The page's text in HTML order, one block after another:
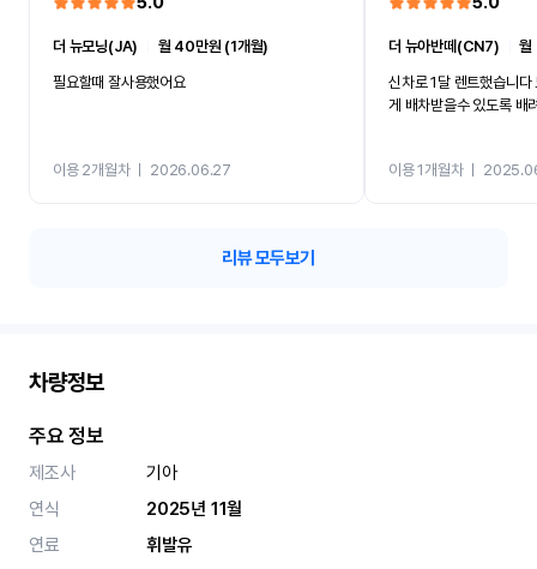
더 뉴모닝(JA)
월 40만원 (1개월)
필요할때 잘사용했어요
이용 2개월차ㅣ 2026.06.27
더 뉴아반떼(CN7) ㅣ월
신차로 1달 렌트했습니
게 배차받을수 있도록 배
이용 1개월차ㅣ
리뷰 모두보기
차량정보
주요 정보
제조사
기아
연식
2025년 11월
연료
휘발유